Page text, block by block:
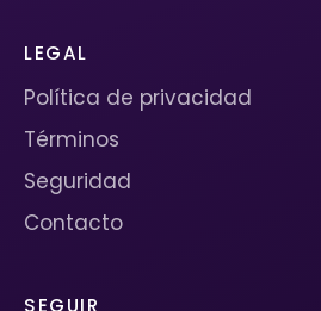
LEGAL
Política de privacidad
Términos
Seguridad
Contacto